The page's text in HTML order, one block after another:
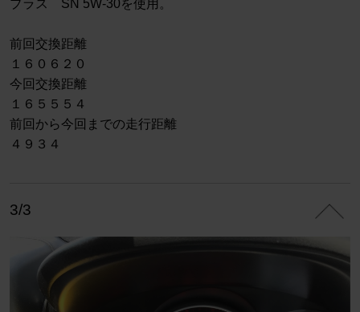
プラス SN 5W-30を使用。
前回交換距離
１６０６２０
今回交換距離
１６５５５４
前回から今回までの走行距離
４９３４
3/3